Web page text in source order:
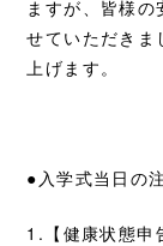
ますが、皆様
せていただきま
上げます。
●入学式当日の
1.【健康状態申